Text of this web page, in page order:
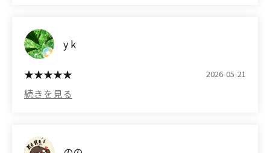
2026/8/XX (Take Out)
This is a scone specialty shop that focuses on high-
quality ingredients.
A wide variety of delicious-looking scones were
After discussing with my wife, we purchased the
として持って行ってもとても喜ばれます。
(Translated by Google)
The square, cube-shaped scones displayed in the
shop are all adorable, and just choosing one is
exciting.
eggs, dairy products, butter, or refined sugar, but
y k
2026-05-21